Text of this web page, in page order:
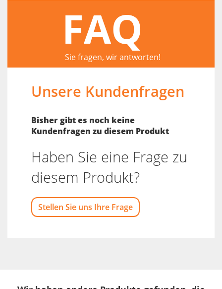
FAQ
Sie fragen, wir antworten!
Unsere Kundenfragen
Bisher gibt es noch keine
Kundenfragen zu diesem Produkt
Haben Sie eine Frage zu
diesem Produkt?
Stellen Sie uns Ihre Frage